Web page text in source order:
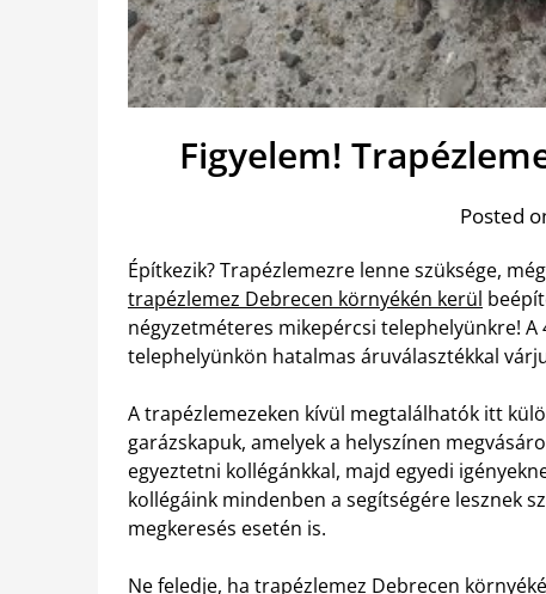
Figyelem!
Posted
Építkezik? Trapézlemezre lenne szüksége,
trapézlemez Debrecen környékén kerül
négyzetméteres mikepércsi telephelyünkre!
telephelyünkön hatalmas áruválasztékkal
A trapézlemezeken kívül megtalálhatók itt
garázskapuk, amelyek a helyszínen
egyeztetni kollégánkkal, majd egyedi
kollégáink mindenben a segítségére lesznek
megkeresés esetén is.
Ne feledje, ha trapézlemez Debrecen